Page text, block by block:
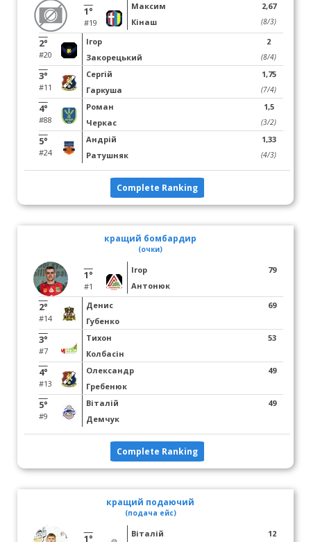
1°
#19
Максим
Кінаш
2,67
(8/3)
2°
#20
Ігор
Закорецький
2
(8/4)
3°
#11
Сергій
Гаркуша
1,75
(7/4)
4°
#88
Роман
Черкас
1,5
(3/2)
5°
#24
Андрій
Ратушняк
1,33
(4/3)
Complete Ranking
кращий бомбардир
(очки)
1°
#1
Ігор
Антонюк
79
2°
#14
Денис
Губенко
69
3°
#7
Тихон
Колбасін
53
4°
#13
Олександр
Гребенюк
49
5°
#9
Віталій
Демчук
49
Complete Ranking
кращий подаючий
(подача ейс)
1° Віталій 12